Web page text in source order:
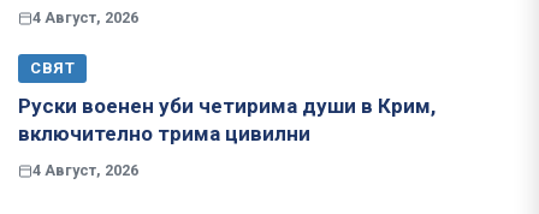
4 Август, 2026
СВЯТ
Руски военен уби четирима души в Крим,
включително трима цивилни
4 Август, 2026